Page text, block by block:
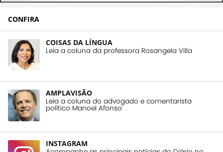
CONFIRA
COISAS DA LÍNGUA
Leia a coluna da professora Rosangela Villa
AMPLAVISÃO
Leia a coluna do advogado e comentarista
político Manoel Afonso
INSTAGRAM